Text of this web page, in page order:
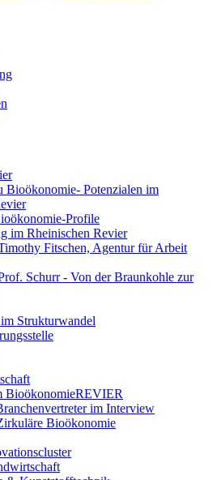
Bioökonomie- Potenzialen im
Profile
im Rheinischen Revier
Fitschen, Agentur für Arbeit
Schurr - Von der Braunkohle zur
Strukturwandel
BioökonomieREVIER
im Interview
Bioökonomie